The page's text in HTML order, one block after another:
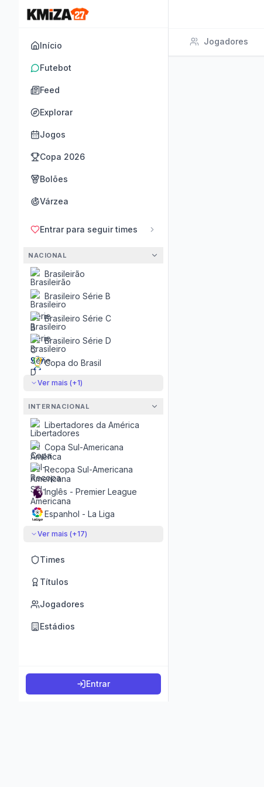
Início
Futebot
Feed
Explorar
Jogos
Copa 2026
Bolões
Várzea
Entrar para seguir times
NACIONAL
Brasileirão
Brasileiro Série B
Brasileiro Série C
Brasileiro Série D
Copa do Brasil
Ver mais (+1)
INTERNACIONAL
Libertadores da América
Copa Sul-Americana
Recopa Sul-Americana
Inglês - Premier League
Espanhol - La Liga
Ver mais (+17)
Times
Títulos
Jogadores
Estádios
Entrar
Jogadores